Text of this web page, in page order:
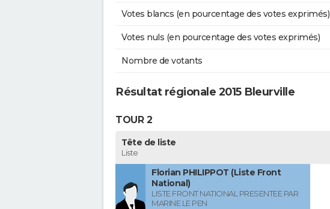
Votes blancs (en pourcentage des votes exprimés)
Votes nuls (en pourcentage des votes exprimés)
Nombre de votants
Résultat régionale 2015 Bleurville
TOUR 2
Tête de liste
Liste
Florian PHILIPPOT (Liste Front
National)
LISTE FRONT NATIONAL PRESENTEE PAR
MARINE LE PEN